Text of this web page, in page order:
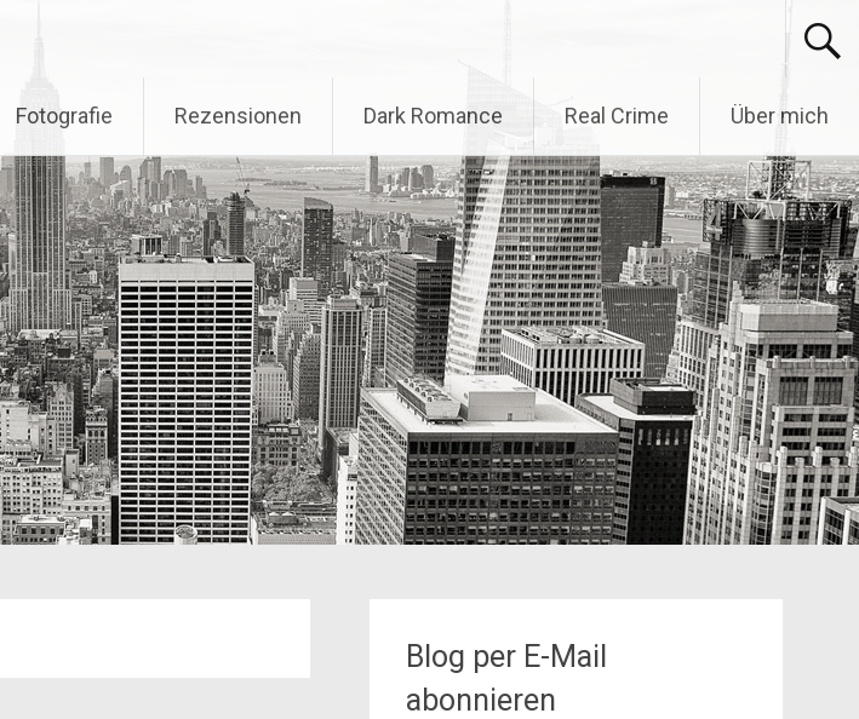
Fotografie Rezensionen Dark Romance Real Crime Über mich
Blog per E-Mail
abonnieren